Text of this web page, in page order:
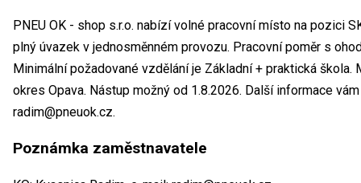
PNEU OK - shop s.r.o. nabízí volné pracovní místo na pozici
plný úvazek v jednosměnném provozu. Pracovní poměr s
Minimální požadované vzdělání je Základní + praktická škola.
okres Opava. Nástup možný od 1.8.2026. Další informace
radim@pneuok.cz.
Poznámka zaměstnavatele